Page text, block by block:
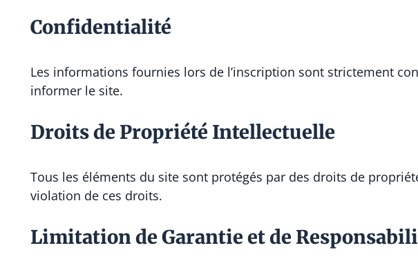
Confidentialité
Les informations fournies lors de l’inscription sont strictement
informer le site.
Droits de Propriété Intellectuelle
Tous les éléments du site sont protégés par des droits de
violation de ces droits.
Limitation de Garantie et de